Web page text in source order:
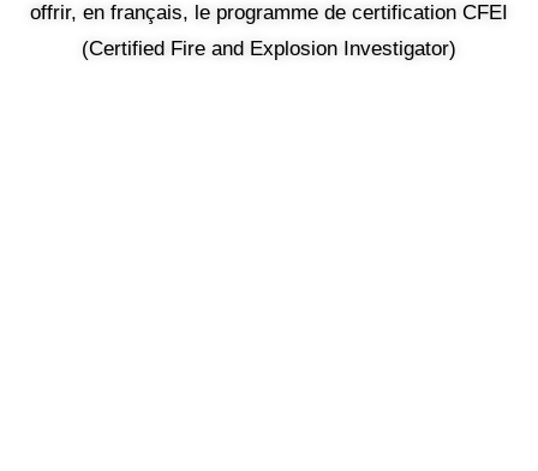
offrir, en français, le programme de certification CFEI
(Certified Fire and Explosion Investigator)